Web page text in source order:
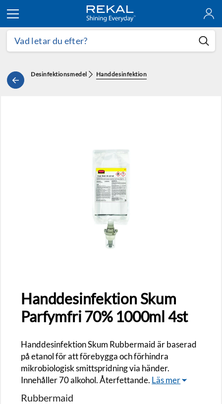
Hoppa till innehållet
Desinfektionsmedel Handdesinfektion
Handdesinfektion Skum
Parfymfri 70% 1000ml 4st
Handdesinfektion Skum Rubbermaid är baserad
på etanol för att förebygga och förhindra
mikrobiologisk smittspridning via händer.
Innehåller 70 alkohol. Återfettande. Läs mer
Rubbermaid